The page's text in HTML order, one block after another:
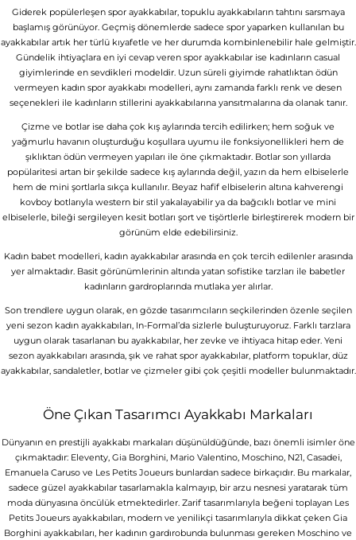
Giderek popülerleşen spor ayakkabılar, topuklu ayakkabıların tahtını sarsmaya
başlamış görünüyor. Geçmiş dönemlerde sadece spor yaparken kullanılan bu
ayakkabılar artık her türlü kıyafetle ve her durumda kombinlenebilir hale gelmiştir.
Gündelik ihtiyaçlara en iyi cevap veren spor ayakkabılar ise kadınların casual
giyimlerinde en sevdikleri modeldir. Uzun süreli giyimde rahatlıktan ödün
vermeyen kadın spor ayakkabı modelleri, aynı zamanda farklı renk ve desen
seçenekleri ile kadınların stillerini ayakkabılarına yansıtmalarına da olanak tanır.
Çizme ve botlar ise daha çok kış aylarında tercih edilirken; hem soğuk ve
yağmurlu havanın oluşturduğu koşullara uyumu ile fonksiyonellikleri hem de
şıklıktan ödün vermeyen yapıları ile öne çıkmaktadır. Botlar son yıllarda
popülaritesi artan bir şekilde sadece kış aylarında değil, yazın da hem elbiselerle
hem de mini şortlarla sıkça kullanılır. Beyaz hafif elbiselerin altına kahverengi
kovboy botlarıyla western bir stil yakalayabilir ya da bağcıklı botlar ve mini
elbiselerle, bileği sergileyen kesit botları şort ve tişörtlerle birleştirerek modern bir
görünüm elde edebilirsiniz.
Kadın babet modelleri, kadın ayakkabılar arasında en çok tercih edilenler arasında
yer almaktadır. Basit görünümlerinin altında yatan sofistike tarzları ile babetler
kadınların gardroplarında mutlaka yer alırlar.
Son trendlere uygun olarak, en gözde tasarımcıların seçkilerinden özenle seçilen
yeni sezon kadın ayakkabıları, In-Formal’da sizlerle buluşturuyoruz. Farklı tarzlara
uygun olarak tasarlanan bu ayakkabılar, her zevke ve ihtiyaca hitap eder. Yeni
sezon ayakkabıları arasında, şık ve rahat spor ayakkabılar, platform topuklar, düz
ayakkabılar, sandaletler, botlar ve çizmeler gibi çok çeşitli modeller bulunmaktadır.
Öne Çıkan Tasarımcı Ayakkabı Markaları
Dünyanın en prestijli ayakkabı markaları düşünüldüğünde, bazı önemli isimler öne
çıkmaktadır: Eleventy, Gia Borghini, Mario Valentino, Moschino, N21, Casadei,
Emanuela Caruso ve Les Petits Joueurs bunlardan sadece birkaçıdır. Bu markalar,
sadece güzel ayakkabılar tasarlamakla kalmayıp, bir arzu nesnesi yaratarak tüm
moda dünyasına öncülük etmektedirler. Zarif tasarımlarıyla beğeni toplayan Les
Petits Joueurs ayakkabıları, modern ve yenilikçi tasarımlarıyla dikkat çeken Gia
Borghini ayakkabıları, her kadının gardırobunda bulunması gereken Moschino ve